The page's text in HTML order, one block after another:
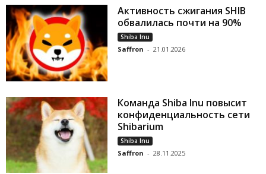
Активность сжигания SHIB
обвалилась почти на 90%
Shiba Inu
Saffron - 21.01.2026
Команда Shiba Inu повысит
конфиденциальность сети
Shibarium
Shiba Inu
Saffron - 28.11.2025